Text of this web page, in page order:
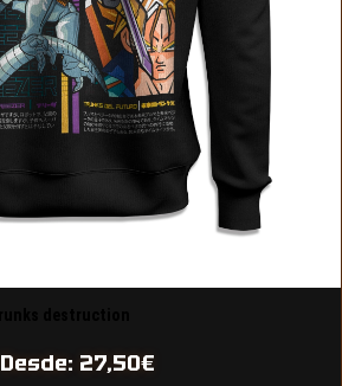
Desde: 27,50€